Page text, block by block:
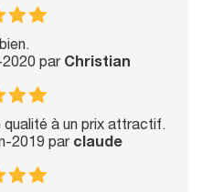
par Christian
à un prix attractif.
2019 par claude